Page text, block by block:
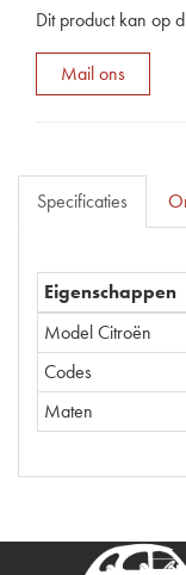
Dit product kan op
Mail ons
Specificaties
Eigenschappen
Model Citroën
Codes
Maten